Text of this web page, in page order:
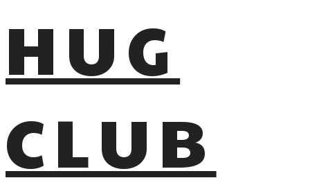
HUG
CLUB